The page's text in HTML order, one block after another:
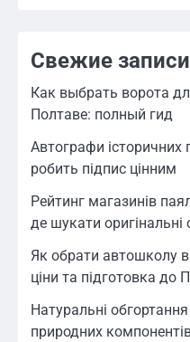
Свежие записи
Как выбрать ворота
Полтаве: полный гид
Автографи історичних
робить підпис цінним
Рейтинг магазинів
де шукати оригінальні
Як обрати автошколу
ціни та підготовка до
Натуральні
природних